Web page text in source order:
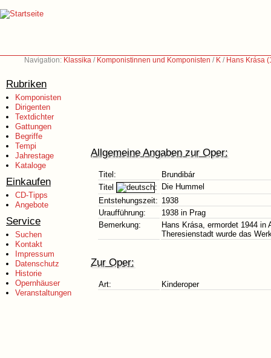
Navigation: Klassika / Komponistinnen und Komponisten / K / Hans Krása
Rubriken
Komponisten
Dirigenten
Textdichter
Gattungen
Begriffe
Tempi
Jahrestage
Kataloge
Einkaufen
CD-Tipps
Angebote
Service
Suchen
Kontakt
Impressum
Datenschutz
Historie
Opernhäuser
Veranstaltungen
Allgemeine Angaben zur Oper:
Titel:
Brundibár
Titel
:
Die Hummel
Entstehungszeit: 1938
Uraufführung:
1938 in Prag
Bemerkung:
Hans Krása, ermordet 1944
Theresienstadt wurde das
Zur Oper:
Art: Kinderoper